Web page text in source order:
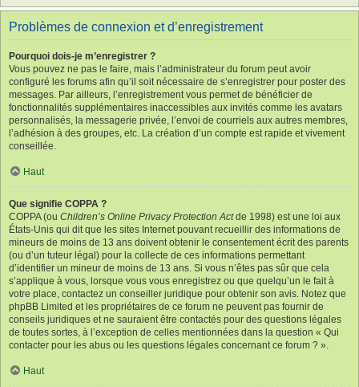
Problèmes de connexion et d’enregistrement
Pourquoi dois-je m’enregistrer ?
Vous pouvez ne pas le faire, mais l’administrateur du forum peut avoir
configuré les forums afin qu’il soit nécessaire de s’enregistrer pour poster des
messages. Par ailleurs, l’enregistrement vous permet de bénéficier de
fonctionnalités supplémentaires inaccessibles aux invités comme les avatars
personnalisés, la messagerie privée, l’envoi de courriels aux autres membres,
l’adhésion à des groupes, etc. La création d’un compte est rapide et vivement
conseillée.
Haut
Que signifie COPPA ?
COPPA (ou Children’s Online Privacy Protection Actde 1998) est une loi aux
États-Unis qui dit que les sites Internet pouvant recueillir des informations de
mineurs de moins de 13 ans doivent obtenir le consentement écrit des parents
(ou d’un tuteur légal) pour la collecte de ces informations permettant
d’identifier un mineur de moins de 13 ans. Si vous n’êtes pas sûr que cela
s’applique à vous, lorsque vous vous enregistrez ou que quelqu’un le fait à
votre place, contactez un conseiller juridique pour obtenir son avis. Notez que
phpBB Limited et les propriétaires de ce forum ne peuvent pas fournir de
conseils juridiques et ne sauraient être contactés pour des questions légales
de toutes sortes, à l’exception de celles mentionnées dans la question « Qui
contacter pour les abus ou les questions légales concernant ce forum ? ».
Haut